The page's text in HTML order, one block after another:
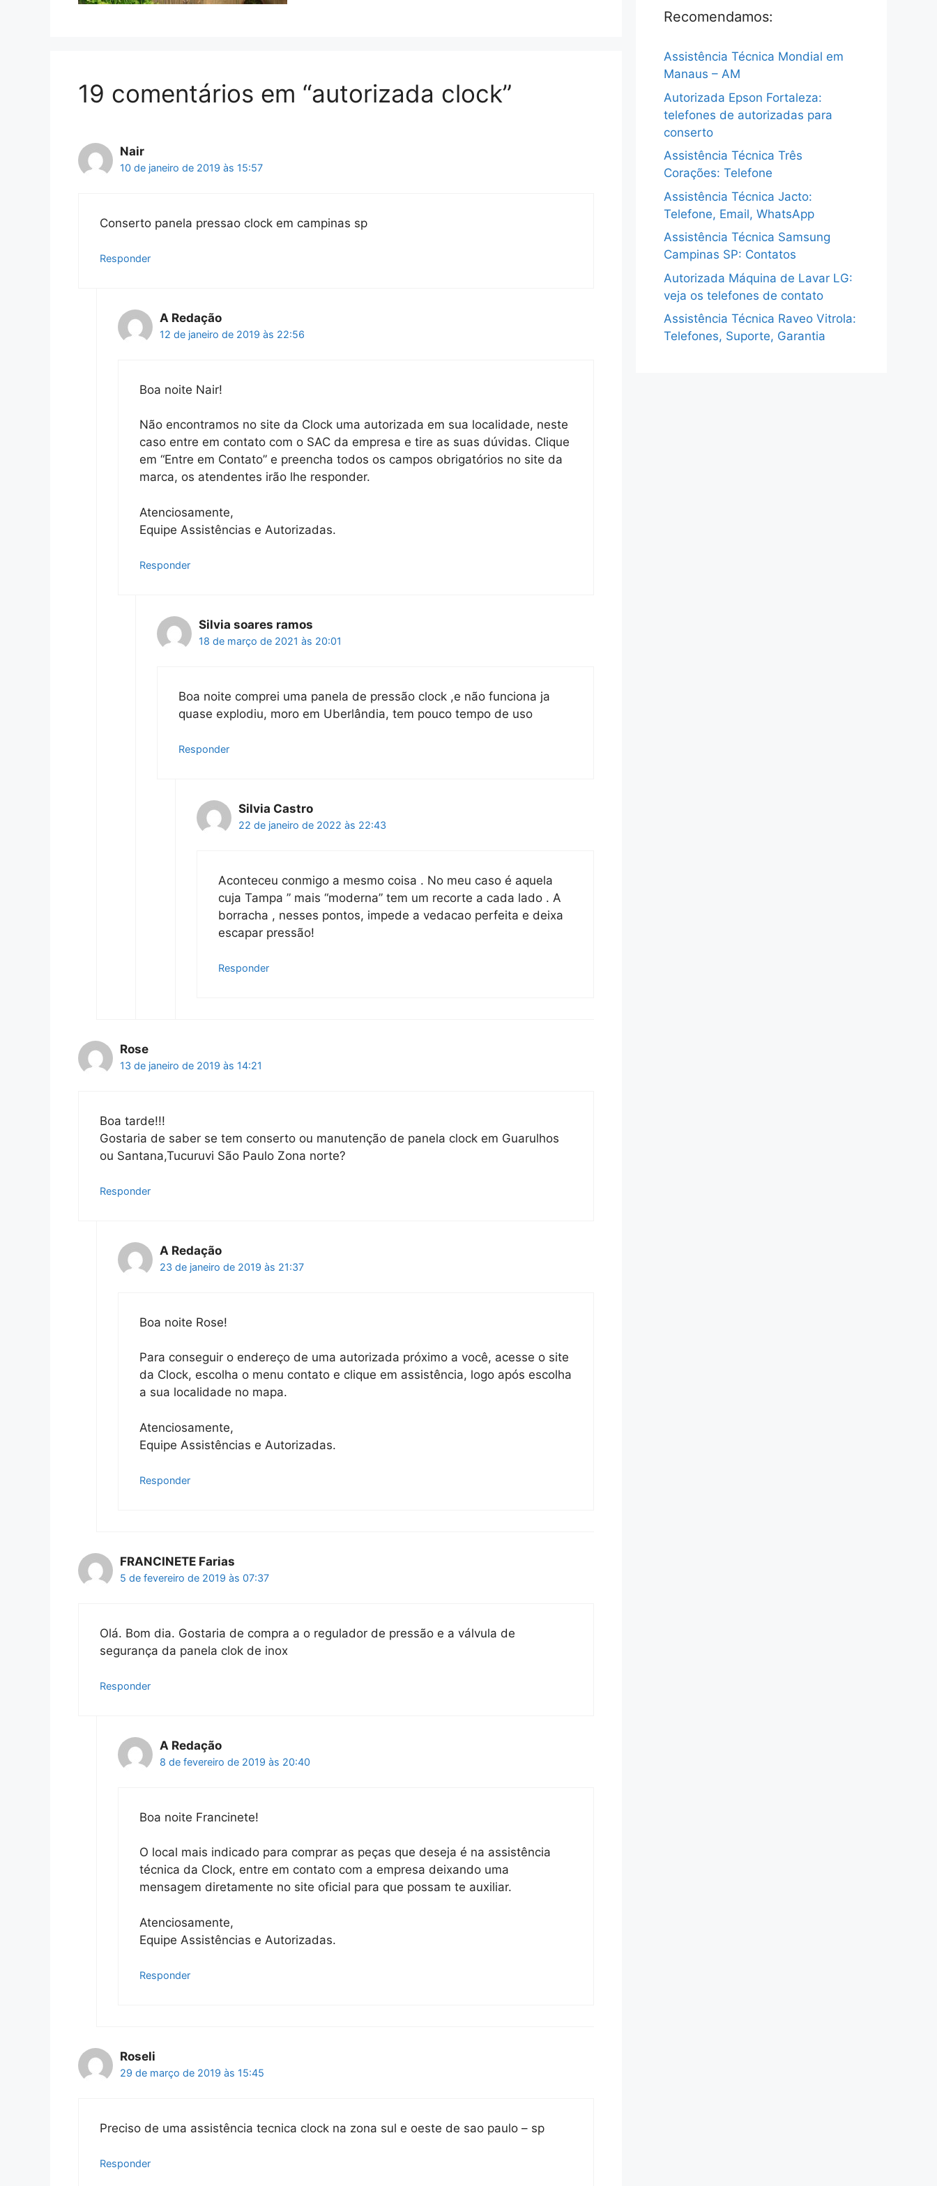
19 comentários em “autorizada clock”
Nair
10 de janeiro de 2019 às 15:57
Conserto panela pressao clock em campinas sp
Responder
A Redação
12 de janeiro de 2019 às 22:56
Boa noite Nair!
Não encontramos no site da Clock uma autorizada em sua localidade, neste
caso entre em contato com o SAC da empresa e tire as suas dúvidas. Clique
em “Entre em Contato” e preencha todos os campos obrigatórios no site da
marca, os atendentes irão lhe responder.
Atenciosamente,
Equipe Assistências e Autorizadas.
Responder
Silvia soares ramos
18 de março de 2021 às 20:01
Boa noite comprei uma panela de pressão clock ,e não funciona ja
quase explodiu, moro em Uberlândia, tem pouco tempo de uso
Responder
Silvia Castro
22 de janeiro de 2022 às 22:43
Aconteceu conmigo a mesmo coisa . No meu caso é aquela
cuja Tampa ” mais “moderna” tem um recorte a cada lado . A
borracha , nesses pontos, impede a vedacao perfeita e deixa
escapar pressão!
Responder
Rose
13 de janeiro de 2019 às 14:21
Boa tarde!!!
Gostaria de saber se tem conserto ou manutenção de panela clock em Guarulhos
ou Santana,Tucuruvi São Paulo Zona norte?
Responder
A Redação
23 de janeiro de 2019 às 21:37
Boa noite Rose!
Para conseguir o endereço de uma autorizada próximo a você, acesse o site
da Clock, escolha o menu contato e clique em assistência, logo após escolha
a sua localidade no mapa.
Atenciosamente,
Equipe Assistências e Autorizadas.
Responder
FRANCINETE Farias
5 de fevereiro de 2019 às 07:37
Olá. Bom dia. Gostaria de compra a o regulador de pressão e a válvula de
segurança da panela clok de inox
Responder
A Redação
8 de fevereiro de 2019 às 20:40
Boa noite Francinete!
O local mais indicado para comprar as peças que deseja é na assistência
técnica da Clock, entre em contato com a empresa deixando uma
mensagem diretamente no site oficial para que possam te auxiliar.
Atenciosamente,
Equipe Assistências e Autorizadas.
Responder
Roseli
29 de março de 2019 às 15:45
Preciso de uma assistência tecnica clock na zona sul e oeste de sao paulo – sp
Responder
Recomendamos:
Assistência Técnica Mondial em
Manaus – AM
Autorizada Epson Fortaleza:
telefones de autorizadas para
conserto
Assistência Técnica Três
Corações: Telefone
Assistência Técnica Jacto:
Telefone, Email, WhatsApp
Assistência Técnica Samsung
Campinas SP: Contatos
Autorizada Máquina de Lavar LG:
veja os telefones de contato
Assistência Técnica Raveo Vitrola:
Telefones, Suporte, Garantia